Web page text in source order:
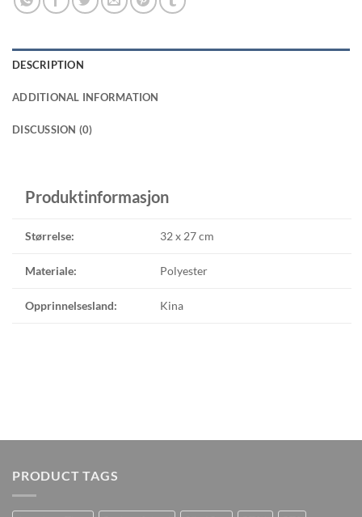
DESCRIPTION
ADDITIONAL INFORMATION
DISCUSSION (0)
Produktinformasjon
Størrelse: 32 x 27 cm
Materiale: Polyester
Opprinnelsesland: Kina
PRODUCT TAGS